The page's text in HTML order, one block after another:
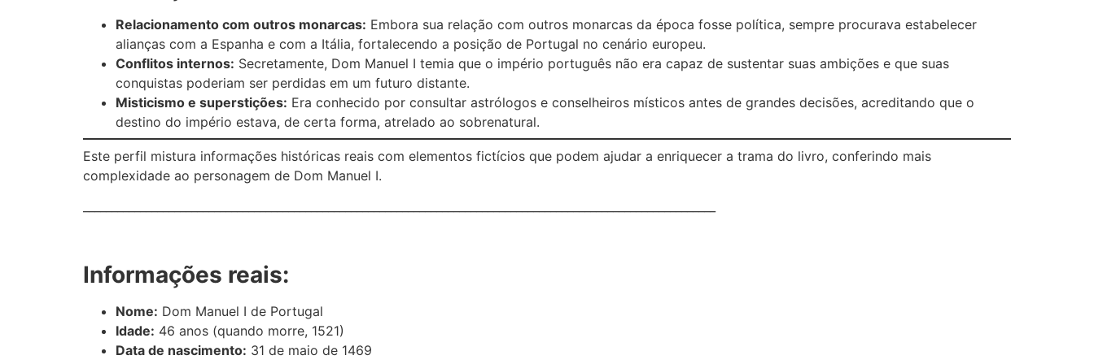
Relacionamento com outros monarcas: Embora sua relação com outros monarcas da época fosse política, sempre procurava estabelecer
alianças com a Espanha e com a Itália, fortalecendo a posição de Portugal no cenário europeu.
Conflitos internos: Secretamente, Dom Manuel I temia que o império português não era capaz de sustentar suas ambições e que suas
conquistas poderiam ser perdidas em um futuro distante.
Misticismo e superstições: Era conhecido por consultar astrólogos e conselheiros místicos antes de grandes decisões, acreditando que o
destino do império estava, de certa forma, atrelado ao sobrenatural.
Este perfil mistura informações históricas reais com elementos fictícios que podem ajudar a enriquecer a trama do livro, conferindo mais
complexidade ao personagem de Dom Manuel I.
Informações reais:
Nome: Dom Manuel I de Portugal
Idade: 46 anos (quando morre, 1521)
Data de nascimento: 31 de maio de 1469